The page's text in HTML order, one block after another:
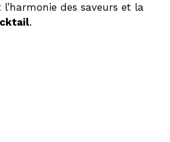
l’harmonie des saveurs et la
.